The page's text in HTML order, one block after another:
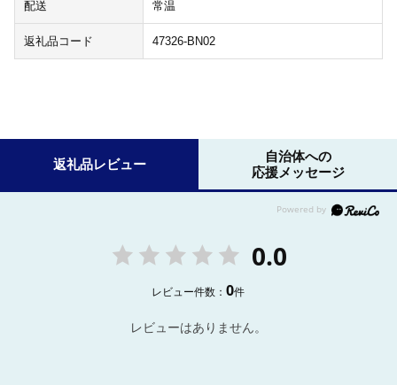
配送 常温
返礼品コード 47326-BN02
返礼品レビュー
自治体への
応援メッセージ
0.0
レビュー件数：0件
レビューはありません。